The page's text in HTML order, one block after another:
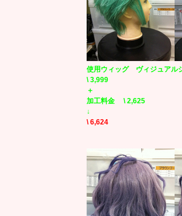
使用ウィッグ ヴィジュアル
\ 3,999
＋
加工料金 \ 2,625
↓
\ 6,624